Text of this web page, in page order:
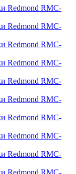
Redmond RMC-
Redmond RMC-
Redmond RMC-
Redmond RMC-
Redmond RMC-
Redmond RMC-
Redmond RMC-
Redmond RMC-
Redmond RMC-
Redmond RMC-